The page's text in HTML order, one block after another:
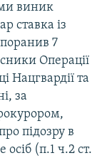
виник
ставка із
7
Операції
Нацгвардії та
за
підозру в
(п.1 ч.2 ст.